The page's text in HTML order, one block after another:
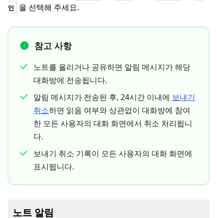
인
을 선택해 주세요.
참고 사항
노트를 올리거나 공유하면 알림 메시지가 해당
대화방에 전송됩니다.
알림 메시지가 전송된 후, 24시간 이내에 보내기
취소하면 읽음 여부와 상관없이 대화방에 참여
한 모든 사용자의 대화 화면에서 취소 처리됩니
다.
보내기 취소 기록이 모든 사용자의 대화 화면에
표시됩니다.
노트 알림